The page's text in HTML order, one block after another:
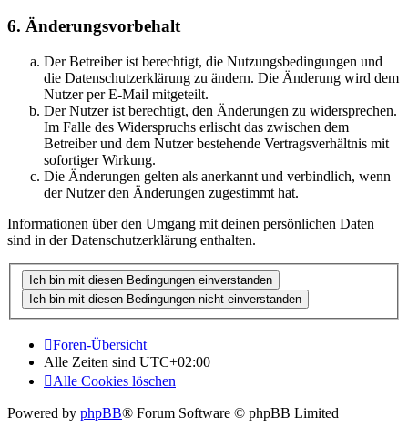
6. Änderungsvorbehalt
Der Betreiber ist berechtigt, die Nutzungsbedingungen und
die Datenschutzerklärung zu ändern. Die Änderung wird dem
Nutzer per E-Mail mitgeteilt.
Der Nutzer ist berechtigt, den Änderungen zu widersprechen.
Im Falle des Widerspruchs erlischt das zwischen dem
Betreiber und dem Nutzer bestehende Vertragsverhältnis mit
sofortiger Wirkung.
Die Änderungen gelten als anerkannt und verbindlich, wenn
der Nutzer den Änderungen zugestimmt hat.
Informationen über den Umgang mit deinen persönlichen Daten
sind in der Datenschutzerklärung enthalten.
Foren-Übersicht
Alle Zeiten sind UTC+02:00
Alle Cookies löschen
Powered by phpBB® Forum Software © phpBB Limited